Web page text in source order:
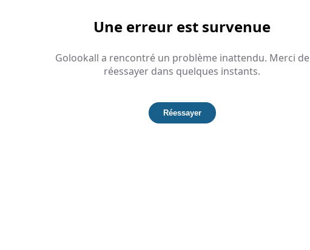
Une erreur est survenue
Golookall a rencontré un problème inattendu. Merci de
réessayer dans quelques instants.
Réessayer